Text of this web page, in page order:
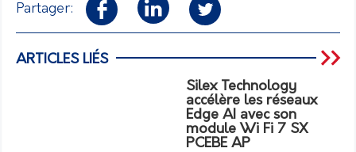
Partager:
ARTICLES LIÉS
Silex Technology
accélère les réseaux
Edge AI avec son
module Wi Fi 7 SX
PCEBE AP